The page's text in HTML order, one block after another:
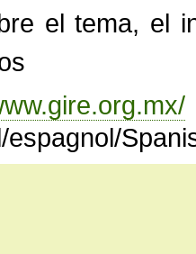
el tema, el
espagnol/